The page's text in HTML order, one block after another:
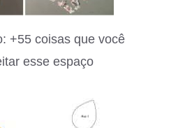
+55 coisas que você
esse espaço